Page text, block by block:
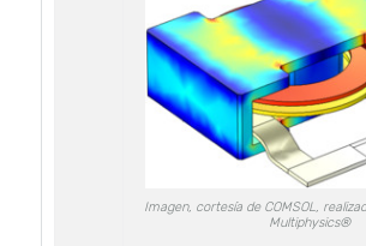
Imagen, cortesía de COMSOL,
Multiphysics®